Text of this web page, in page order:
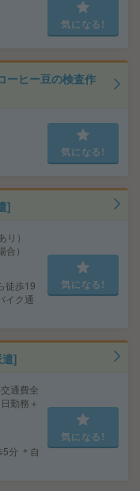
気になる!
ーヒー豆の検査作
気になる!
]
）
）
徒歩19
イク通
気になる!
]
通費全
勤務＋
分 ＊自
気になる!